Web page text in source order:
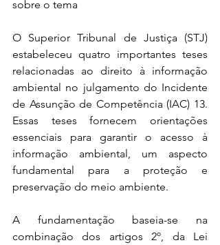
sobre o tema
O Superior Tribunal de Justiça (STJ)
estabeleceu quatro importantes teses
relacionadas ao direito à informação
ambiental no julgamento do Incidente
de Assunção de Competência (IAC) 13.
Essas teses fornecem orientações
essenciais para garantir o acesso à
informação ambiental, um aspecto
fundamental para a proteção e
preservação do meio ambiente.
A fundamentação baseia-se na
combinação dos artigos 2º, da Lei